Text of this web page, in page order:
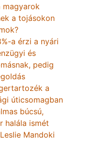
magyarok
a tojásokon
a érzi a nyári
és
pedig
a
úticsomagban
búcsú,
halála ismét
Mandoki